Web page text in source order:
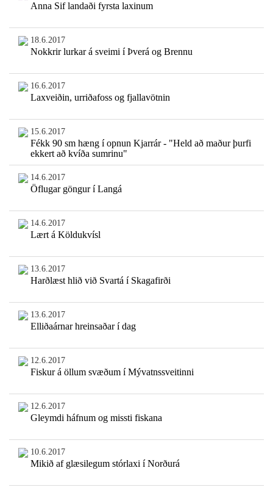
Anna Sif landaði fyrsta laxinum
18.6.2017
Nokkrir lurkar á sveimi í Þverá og Brennu
16.6.2017
Laxveiðin, urriðafoss og fjallavötnin
15.6.2017
Fékk 90 sm hæng í opnun Kjarrár - "Held að maður þurfi
ekkert að kvíða sumrinu"
14.6.2017
Öflugar göngur í Langá
14.6.2017
Lært á Köldukvísl
13.6.2017
Harðlæst hlið við Svartá í Skagafirði
13.6.2017
Elliðaárnar hreinsaðar í dag
12.6.2017
Fiskur á öllum svæðum í Mývatnssveitinni
12.6.2017
Gleymdi háfnum og missti fiskana
10.6.2017
Mikið af glæsilegum stórlaxi í Norðurá